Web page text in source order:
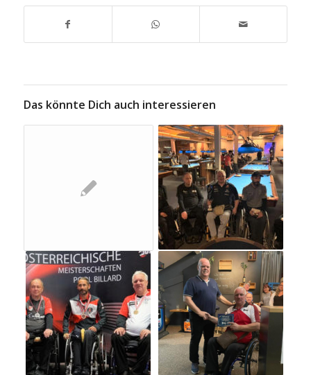
Das könnte Dich auch interessieren